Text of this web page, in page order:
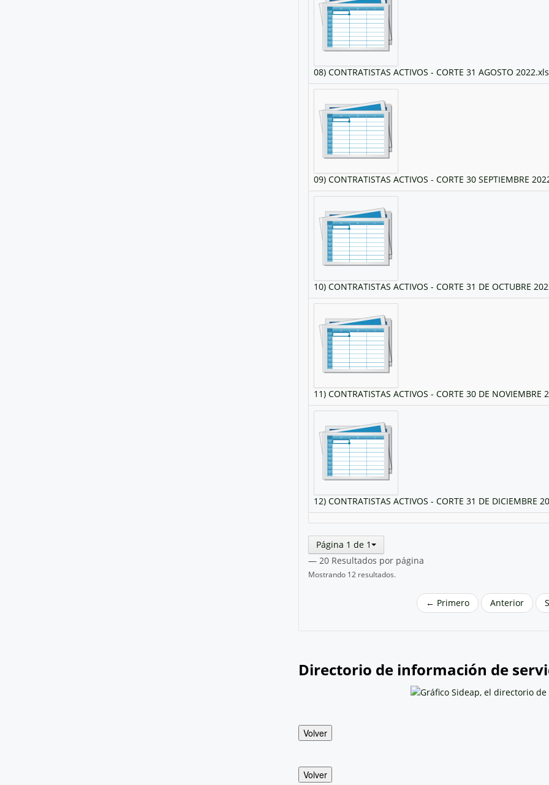
08) CONTRATISTAS ACTIVOS - CORTE 31 AGOSTO
09) CONTRATISTAS ACTIVOS - CORTE 30 SEPTIEMBRE
10) CONTRATISTAS ACTIVOS - CORTE 31 DE OCTUBRE
11) CONTRATISTAS ACTIVOS - CORTE 30 DE NOVIEMBRE
12) CONTRATISTAS ACTIVOS - CORTE 31 DE DICIEMBRE
Página 1 de 1
— 20 Resultados por página
Mostrando 12 resultados.
← Primero Anterior
Directorio de información de
Volver
Volver